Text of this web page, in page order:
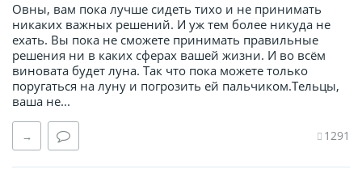
Овны, вам пока лучше сидеть тихо и не принимать
никаких важных решений. И уж тем более никуда не
ехать. Вы пока не сможете принимать правильные
решения ни в каких сферах вашей жизни. И во всём
виновата будет луна. Так что пока можете только
поругаться на луну и погрозить ей пальчиком.Тельцы,
ваша не...
→ 1291